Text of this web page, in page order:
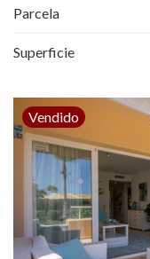
Parcela
Superficie
Vendido